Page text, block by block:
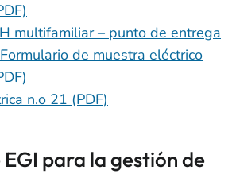
multifamiliar – punto de entrega
de muestra eléctrico
n.o 21 (PDF)
EGI para la gestión de